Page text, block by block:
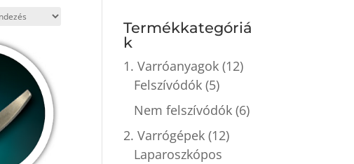
Termékkategóriá
k
1. Varróanyagok (12)
Felszívódók (5)
Nem felszívódók (6)
2. Varrógépek (12)
Laparoszkópos